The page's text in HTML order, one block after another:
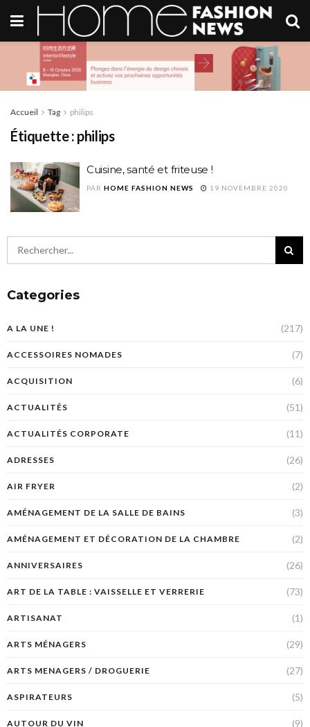
Accueil Tag philips
Étiquette : philips
Cuisine, santé et friteuse !
PAR HOME FASHION NEWS 19 NOVEMBRE 2020
Categories
A LA UNE ! (217)
ACCESSOIRES NOMADES (7)
ACQUISITION (6)
ACTUALITÉS (51)
ACTUALITÉS CORPORATE (11)
ADRESSES (26)
AIR FRYER (2)
AMÉNAGEMENT DE LA SALLE DE BAINS (3)
AMÉNAGEMENT ET DÉCORATION DE LA CHAMBRE (2)
ANNIVERSAIRES (26)
ART DE LA TABLE : VAISSELLE ET VERRERIE (73)
ARTISANAT (1)
ARTS MÉNAGERS (29)
ARTS MENAGERS / DROGUERIE (27)
ASPIRATEURS (5)
AUTOUR DU VIN (9)